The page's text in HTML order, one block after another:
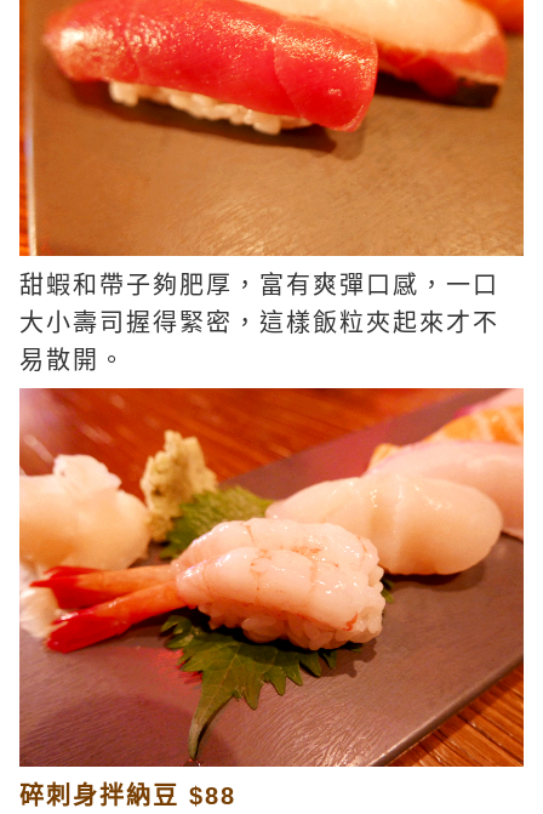
甜蝦和帶子夠肥厚，富有爽彈口感，一口
大小壽司握得緊密，這樣飯粒夾起來才不
易散開。
碎刺身拌納豆 $88